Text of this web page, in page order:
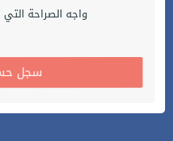
واجه الصراحة
! سجل